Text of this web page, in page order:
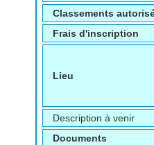
Classements
Frais d'inscription
Lieu
Description à venir
Documents